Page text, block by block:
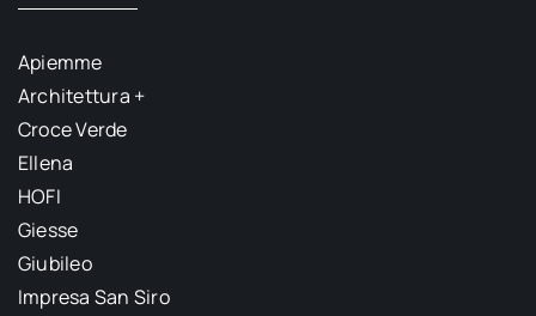
Apiemme
Architettura +
Croce Verde
Ellena
HOFI
Giesse
Giubileo
Impresa San Siro